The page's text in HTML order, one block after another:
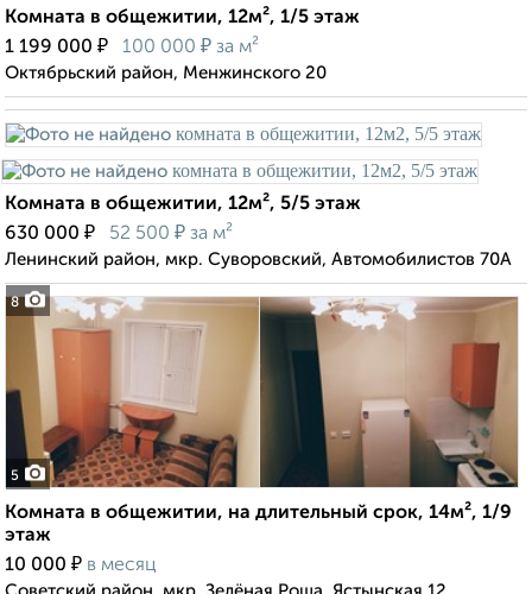
Комната в общежитии, 12м², 1/5 этаж
1 199 000 ₽ 100 000 ₽ за м²
Октябрьский район, Менжинского 20
8
Комната в общежитии, 12м², 5/5 этаж
630 000 ₽ 52 500 ₽ за м²
Ленинский район, мкр. Суворовский, Автомобилистов 70А
5
Комната в общежитии, на длительный срок, 14м², 1/9
этаж
10 000 ₽ в месяц